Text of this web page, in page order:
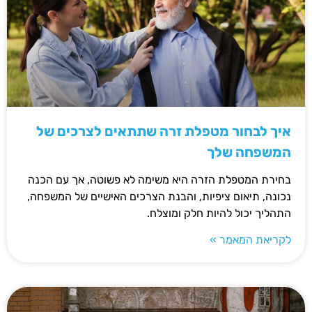
איך לבחור מטפלת זרה שתתאים לצרכים של
המשפחה שלך
בחירת המטפלת הזרה היא משימה לא פשוטה, אך עם הכנה
נכונה, תיאום ציפיות, והבנת הצרכים האישיים של המשפחה,
התהליך יכול להיות חלק ומוצלח.
לקריאת המאמר »